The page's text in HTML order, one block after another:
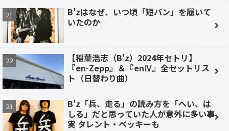
B'zはなぜ、いつ頃「短パン」を履いて
いたのか
【稲葉浩志（B'z）2024年セトリ】
『en-Zepp』＆『enⅣ』全セットリス
ト（日替わり曲）
B'z「兵、走る」の読み方を「へい、は
しる」だと思っていた人が意外に多い事
実 タレント・ベッキーも